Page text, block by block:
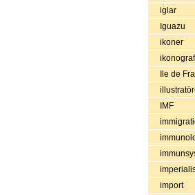
iglar
Iguazu
ikoner
Ile de
IMF
import